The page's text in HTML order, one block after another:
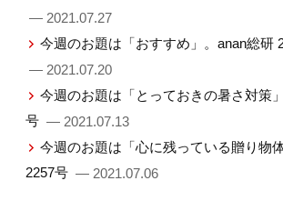
— 2021.07.27
今週のお題は「おすすめ」。anan総研
— 2021.07.20
今週のお題は「とっておきの暑さ対策
号 — 2021.07.13
今週のお題は「心に残っている贈り物
2257号 — 2021.07.06